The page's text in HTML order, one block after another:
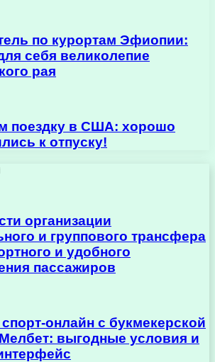
по курортам Эфиопии:
себя великолепие
рая
поездку в США: хорошо
к отпуску!
организации
и группового трансфера
и удобного
пассажиров
онлайн с букмекерской
выгодные условия и